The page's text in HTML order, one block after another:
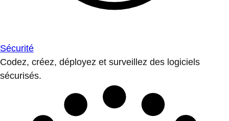
Sécurité
Codez, créez, déployez et surveillez des logiciels
sécurisés.